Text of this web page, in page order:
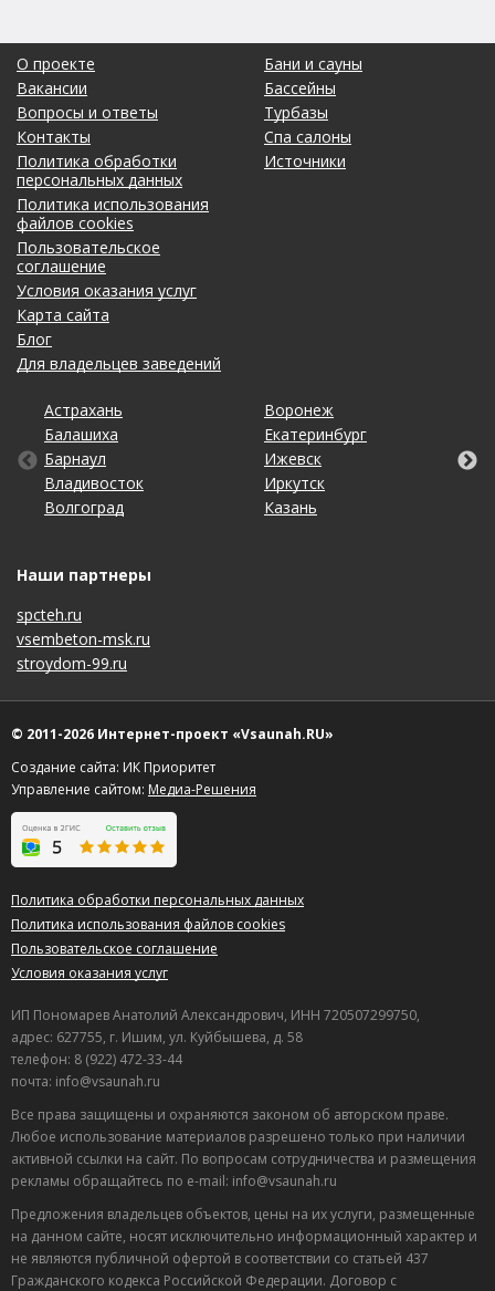
О проекте
Вакансии
Вопросы и ответы
Контакты
Политика обработки
персональных данных
Политика использования
файлов cookies
Пользовательское
соглашение
Условия оказания услуг
Карта сайта
Блог
Для владельцев заведений
Бани и сауны
Бассейны
Турбазы
Спа салоны
Источники
Астрахань
Балашиха
Барнаул
Владивосток
Волгоград
Воронеж
Екатеринбург
Ижевск
Иркутск
Казань
Калининград
Кемерово
Киров
Краснодар
Красноярск
Липецк
Махачкала
Набережные Челны
Нижний Новгород
Новосибирск
Омск
Оренбург
Пенза
Пермь
Ростов-на-Дону
Рязань
Самара
Санкт-Петербург
Саратов
Ставрополь
Тольятти
Томск
Тула
Тюмень
Ульяновск
Уфа
Хабаровск
Чебоксары
Челябинск
Ярославль
Наши партнеры
spcteh.ru
vsembeton-msk.ru
stroydom-99.ru
© 2011-2026 Интернет-проект «Vsaunah.RU»
Создание сайта: ИК Приоритет
Управление сайтом: Медиа-Решения
Политика обработки персональных данных
Политика использования файлов cookies
Пользовательское соглашение
Условия оказания услуг
ИП Пономарев Анатолий Александрович, ИНН 720507299750,
адрес: 627755, г. Ишим, ул. Куйбышева, д. 58
телефон: 8 (922) 472-33-44
почта: info@vsaunah.ru
Все права защищены и охраняются законом об авторском праве.
Любое использование материалов разрешено только при наличии
активной ссылки на сайт. По вопросам сотрудничества и размещения
рекламы обращайтесь по e-mail: info@vsaunah.ru
Предложения владельцев объектов, цены на их услуги, размещенные
на данном сайте, носят исключительно информационный характер и
не являются публичной офертой в соответствии со статьей 437
Гражданского кодекса Российской Федерации. Договор с